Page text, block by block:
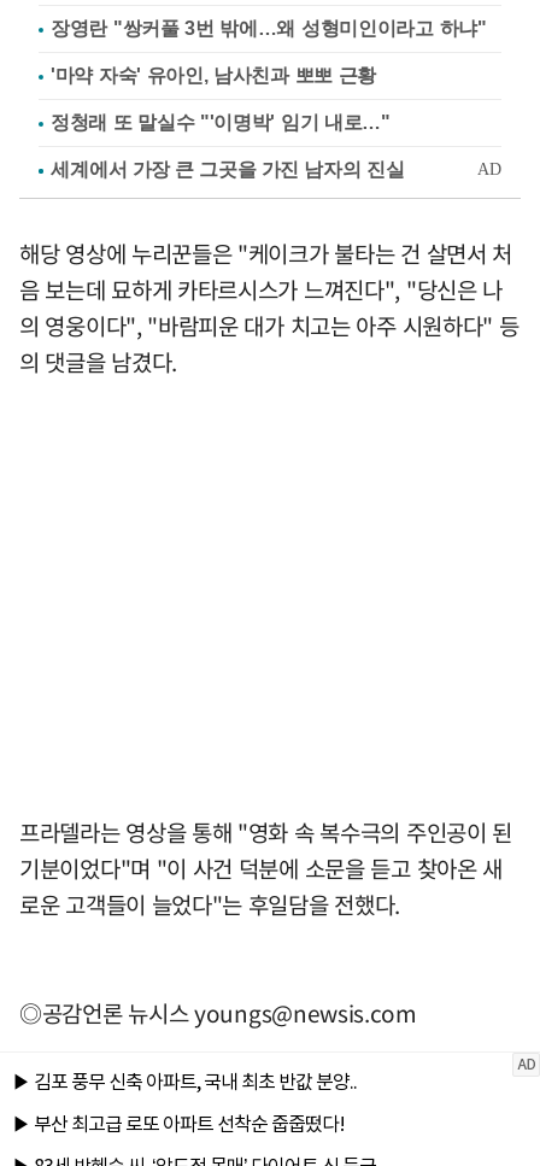
장영란 "쌍커풀 3번 밖에…왜 성형미인이라고 하냐"
'마약 자숙' 유아인, 남사친과 뽀뽀 근황
정청래 또 말실수 "'이명박' 임기 내로…"
해당 영상에 누리꾼들은 "케이크가 불타는 건 살면서 처
음 보는데 묘하게 카타르시스가 느껴진다", "당신은 나
의 영웅이다", "바람피운 대가 치고는 아주 시원하다" 등
의 댓글을 남겼다.
프라델라는 영상을 통해 "영화 속 복수극의 주인공이 된
기분이었다"며 "이 사건 덕분에 소문을 듣고 찾아온 새
로운 고객들이 늘었다"는 후일담을 전했다.
◎공감언론 뉴시스youngs@newsis.com